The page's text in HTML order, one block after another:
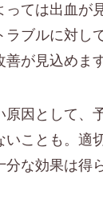
っては出血が
ラブルに対し
が見込めます
因として、
いことも。適
な効果は得